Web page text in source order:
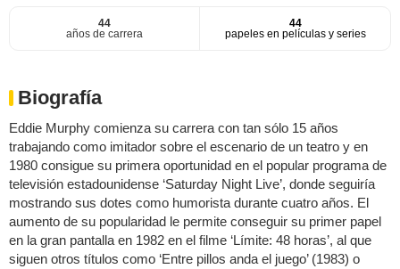
44
años de carrera
44
papeles en películas y series
Biografía
Eddie Murphy comienza su carrera con tan sólo 15 años
trabajando como imitador sobre el escenario de un teatro y en
1980 consigue su primera oportunidad en el popular programa de
televisión estadounidense ‘Saturday Night Live’, donde seguiría
mostrando sus dotes como humorista durante cuatro años. El
aumento de su popularidad le permite conseguir su primer papel
en la gran pantalla en 1982 en el filme ‘Límite: 48 horas’, al que
siguen otros títulos como ‘Entre pillos anda el juego’ (1983) o